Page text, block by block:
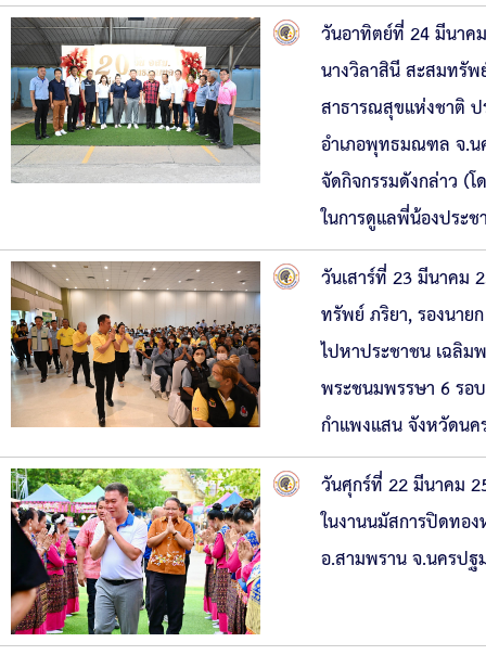
วันอาทิตย์ที่ 24 มีนาค
นางวิลาสินี สะสมทรัพ
สาธารณสุขแห่งชาติ
อำเภอพุทธมณฑล จ.น
จัดกิจกรรมดังกล่าว (
ในการดูแลพี่น้องประ
วันเสาร์ที่ 23 มีนาคม
ทรัพย์ ภริยา, รองนาย
ไปหาประชาชน เฉลิม
พระชนมพรรษา 6 รอ
กำแพงแสน จังหวัดน
วันศุกร์ที่ 22 มีนาคม
ในงานนมัสการปิดทอ
อ.สามพราน จ.นครปฐ